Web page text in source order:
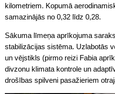
kilometriem. Kopumā
samazinājās no 0,32 līdz 0,28.
Sākuma līmeņa aprīkojuma
stabilizācijas sistēma. Uzlabotās
un vējstikls (pirmo reizi Fabia
divzonu klimata kontrole un
drošības spilveni pasažieriem